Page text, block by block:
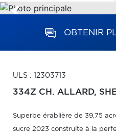
OBTENIR
ULS : 12303713
334Z CH. ALLARD,
Superbe érablière de 39,75
sucre 2023 construite à la